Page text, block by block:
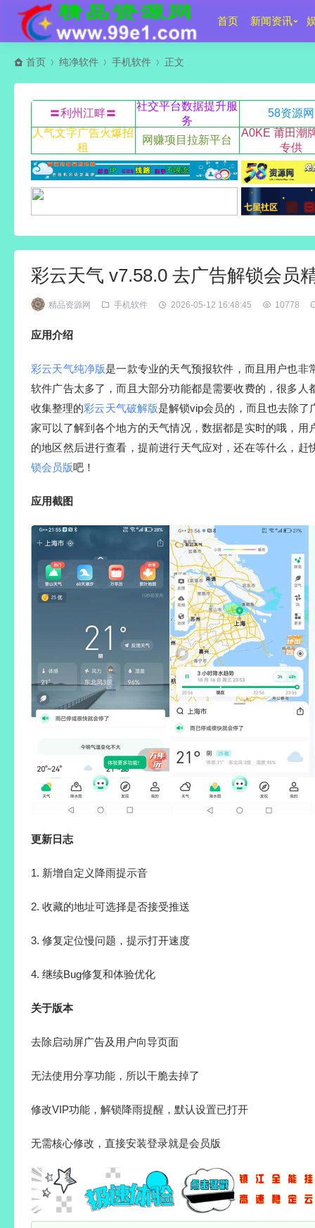
首页 新闻资讯
首页 纯净软件 手机软件 正文
〓利州江畔〓
社交平台数据提升服
务
58资源网
人气文字广告火爆招
租
网赚项目拉新平台
A0KE 莆田潮
专供
彩云天气 v7.58.0 去广告解锁会员
精品资源网 手机软件 2026-05-12 16:48:45 10778
应用介绍
彩云天气纯净版是一款专业的天气预报软件，而且用户也非
软件广告太多了，而且大部分功能都是需要收费的，很多人
收集整理的彩云天气破解版是解锁vip会员的，而且也去除了
家可以了解到各个地方的天气情况，数据都是实时的哦，用
的地区然后进行查看，提前进行天气应对，还在等什么，赶
锁会员版吧！
应用截图
更新日志
1. 新增自定义降雨提示音
2. 收藏的地址可选择是否接受推送
3. 修复定位慢问题，提示打开速度
4. 继续Bug修复和体验优化
关于版本
去除启动屏广告及用户向导页面
无法使用分享功能，所以干脆去掉了
修改VIP功能，解锁降雨提醒，默认设置已打开
无需核心修改，直接安装登录就是会员版